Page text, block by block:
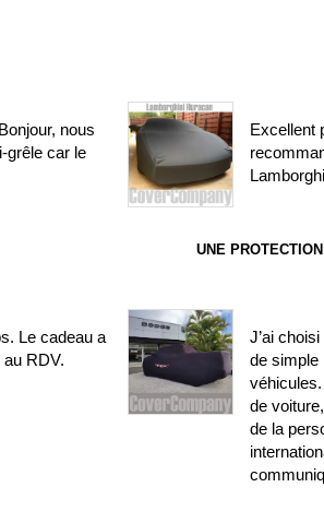
nous
grêle car le
Excellent
Le cadeau a
au RDV.
UNE
J’ai
de simple
de
de la